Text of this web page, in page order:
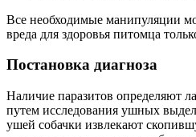
Все необходимые манипуляции
вреда для здоровья питомца
Постановка диагноза
Наличие паразитов определяют
путем исследования ушных
ушей собачки извлекают